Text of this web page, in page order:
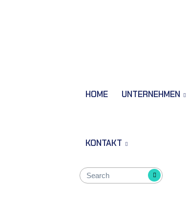
HOME UNTERNEHMEN
KONTAKT